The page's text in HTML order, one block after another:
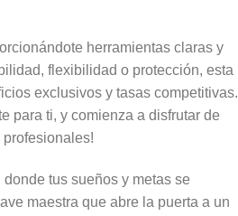
herramientas claras y
flexibilidad o protección, esta
exclusivos y tasas competitivas.
para ti, y comienza a disfrutar de
tus sueños y metas se
maestra que abre la puerta a un